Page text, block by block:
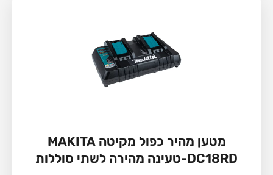
מטען מהיר כפול מקיטה MAKITA
DC18RD-טעינה מהירה לשתי סוללות